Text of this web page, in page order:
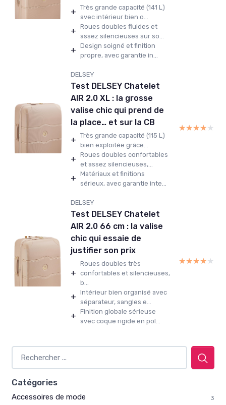
+ Très grande capacité (141 L)
avec intérieur bien o...
+ Roues doubles fluides et
assez silencieuses sur so...
+ Design soigné et finition
propre, avec garantie in...
DELSEY
Test DELSEY Chatelet
AIR 2.0 XL : la grosse
valise chic qui prend de
la place… et sur la CB
+ Très grande capacité (115 L)
bien exploitée grâce...
+ Roues doubles confortables
et assez silencieuses,...
+ Matériaux et finitions
sérieux, avec garantie inte...
★★★★★
★★★★★
DELSEY
Test DELSEY Chatelet
AIR 2.0 66 cm : la valise
chic qui essaie de
justifier son prix
+
Roues doubles très
confortables et silencieuses,
b...
+ Intérieur bien organisé avec
séparateur, sangles e...
+ Finition globale sérieuse
avec coque rigide en pol...
★★★★★
★★★★★
Catégories
Accessoires de mode 3